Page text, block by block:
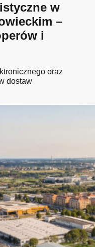
w
–
i
oraz
dostaw